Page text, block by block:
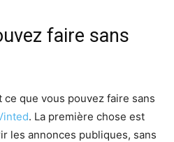
faire sans
que vous pouvez faire sans
. La première chose est
les annonces publiques, sans